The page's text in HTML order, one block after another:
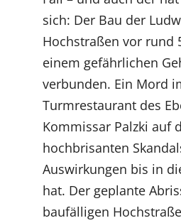
sich: Der Bau der
Hochstraßen vor rund
einem gefährlichen
verbunden. Ein Mord
Turmrestaurant des
Kommissar Palzki auf
hochbrisanten
Auswirkungen bis in
hat. Der geplante
baufälligen